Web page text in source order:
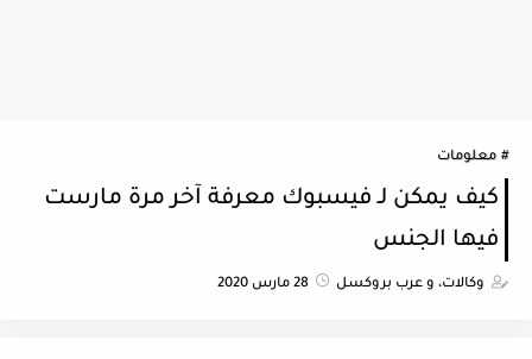
معلومات
كيف يمكن لـ فيسبوك معرفة آخر مرة مارست
فيها الجنس
وكالات، و عرب بروكسل 28 مارس 2020